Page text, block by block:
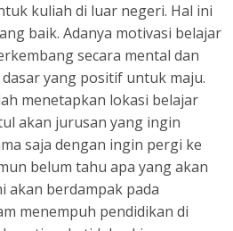
kuliah di luar negeri. Hal ini
baik. Adanya motivasi belajar
secara mental dan
yang positif untuk maju.
menetapkan lokasi belajar
akan jurusan yang ingin
saja dengan ingin pergi ke
belum tahu apa yang akan
akan berdampak pada
menempuh pendidikan di